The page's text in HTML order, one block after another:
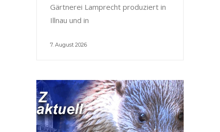
Gärtnerei Lamprecht produziert in
Illnau und in
7. August 2026